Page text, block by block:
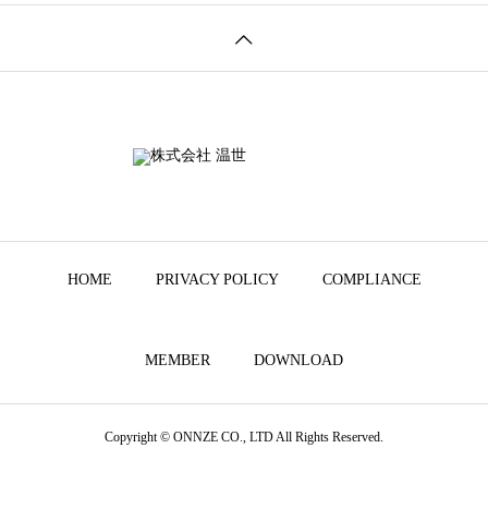
HOME PRIVACY POLICY COMPLIANCE
MEMBER DOWNLOAD
Copyright © ONNZE CO., LTD All Rights Reserved.